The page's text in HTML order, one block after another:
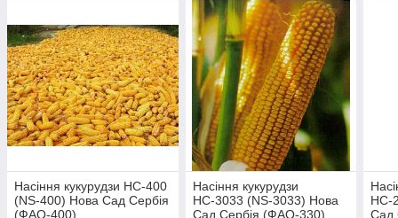
Насіння кукурудзи НС-400
(NS-400) Нова Сад Сербія
(ФАО-400)
Насіння кукурудзи
НС-3033 (NS-3033) Нова
Сад Сербія (ФАО-330)
НС-
Сад